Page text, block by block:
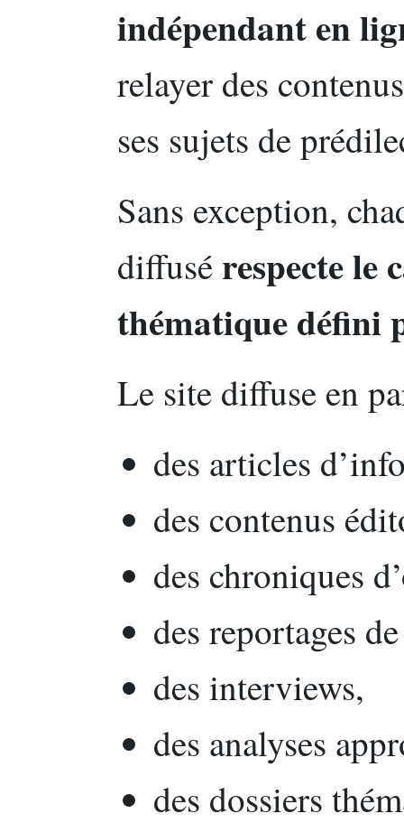
indépendant en
relayer des
ses sujets de
Sans exception,
diffusé respecte le
thématique défini
Le site diffuse en
des articles
des contenus
des chroniques
des reportages
des interviews,
des analyses
des dossiers